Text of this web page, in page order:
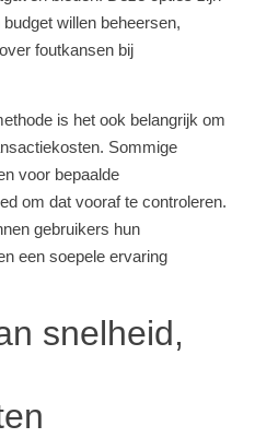
willen beheersen,
foutkansen bij
is het ook belangrijk om
Sommige
voor bepaalde
om dat vooraf te controleren.
gebruikers hun
een soepele ervaring
snelheid,